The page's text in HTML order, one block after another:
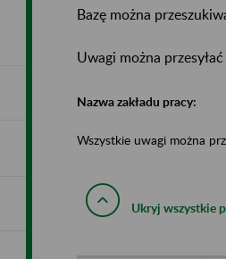
Bazę można
Uwagi można
Nazwa zakładu pracy:
Wszystkie uwagi można
Ukryj wszystkie